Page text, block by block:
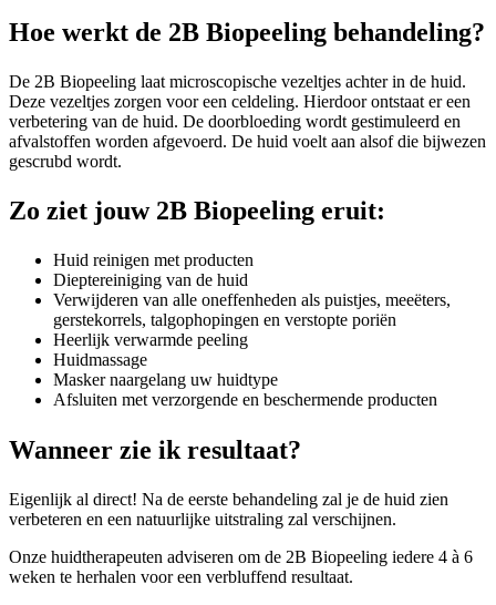
Hoe werkt de 2B Biopeeling behandeling?
De 2B Biopeeling laat microscopische vezeltjes achter in de huid.
Deze vezeltjes zorgen voor een celdeling. Hierdoor ontstaat er een
verbetering van de huid. De doorbloeding wordt gestimuleerd en
afvalstoffen worden afgevoerd. De huid voelt aan alsof die bijwezen
gescrubd wordt.
Zo ziet jouw 2B Biopeeling eruit:
Huid reinigen met producten
Dieptereiniging van de huid
Verwijderen van alle oneffenheden als puistjes, meeëters,
gerstekorrels, talgophopingen en verstopte poriën
Heerlijk verwarmde peeling
Huidmassage
Masker naargelang uw huidtype
Afsluiten met verzorgende en beschermende producten
Wanneer zie ik resultaat?
Eigenlijk al direct! Na de eerste behandeling zal je de huid zien
verbeteren en een natuurlijke uitstraling zal verschijnen.
Onze huidtherapeuten adviseren om de 2B Biopeeling iedere 4 à 6
weken te herhalen voor een verbluffend resultaat.